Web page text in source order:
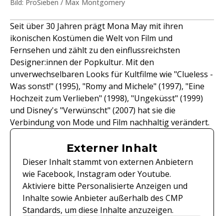
Bild: ProSieben / Max Montgomery
Seit über 30 Jahren prägt Mona May mit ihren
ikonischen Kostümen die Welt von Film und
Fernsehen und zählt zu den einflussreichsten
Designer:innen der Popkultur. Mit den
unverwechselbaren Looks für Kultfilme wie "Clueless -
Was sonst!" (1995), "Romy and Michele" (1997), "Eine
Hochzeit zum Verlieben" (1998), "Ungeküsst" (1999)
und Disney's "Verwünscht" (2007) hat sie die
Verbindung von Mode und Film nachhaltig verändert.
Externer Inhalt
Dieser Inhalt stammt von externen Anbietern
wie Facebook, Instagram oder Youtube.
Aktiviere bitte Personalisierte Anzeigen und
Inhalte sowie Anbieter außerhalb des CMP
Standards, um diese Inhalte anzuzeigen.